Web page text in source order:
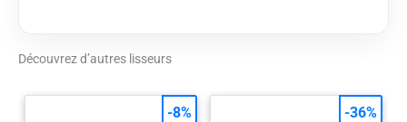
Découvrez d’autres lisseurs
-8% -36%